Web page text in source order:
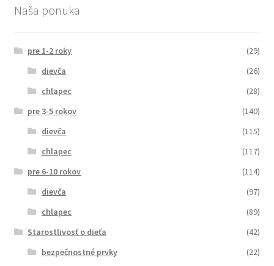
Naša ponuka
pre 1-2 roky
(29)
dievča
(26)
chlapec
(28)
pre 3-5 rokov
(140)
dievča
(115)
chlapec
(117)
pre 6-10 rokov
(114)
dievča
(97)
chlapec
(89)
Starostlivosť o dieťa
(42)
bezpečnostné prvky
(22)